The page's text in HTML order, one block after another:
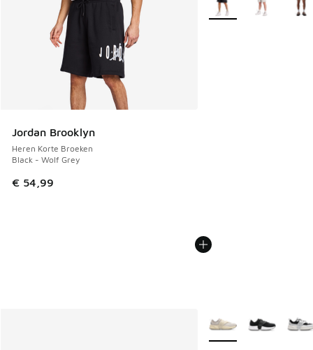
Jordan Brooklyn
Heren Korte Broeken
Black - Wolf Grey
€ 54,99
Meer kleuren